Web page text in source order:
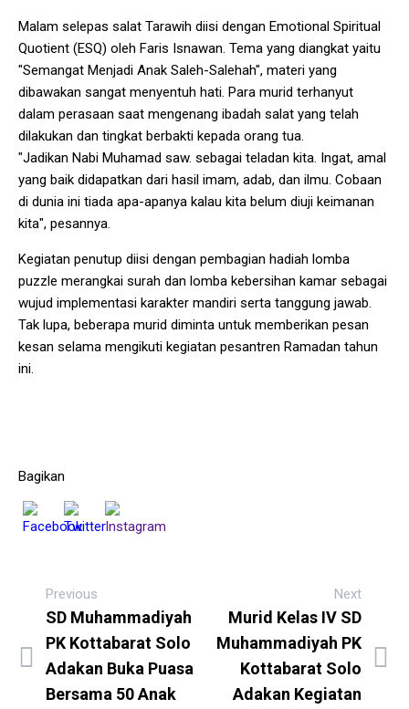
Malam selepas salat Tarawih diisi dengan Emotional Spiritual
Quotient (ESQ) oleh Faris Isnawan. Tema yang diangkat yaitu
"Semangat Menjadi Anak Saleh-Salehah", materi yang
dibawakan sangat menyentuh hati. Para murid terhanyut
dalam perasaan saat mengenang ibadah salat yang telah
dilakukan dan tingkat berbakti kepada orang tua.
"Jadikan Nabi Muhamad saw. sebagai teladan kita. Ingat, amal
yang baik didapatkan dari hasil imam, adab, dan ilmu. Cobaan
di dunia ini tiada apa-apanya kalau kita belum diuji keimanan
kita", pesannya.
Kegiatan penutup diisi dengan pembagian hadiah lomba
puzzle merangkai surah dan lomba kebersihan kamar sebagai
wujud implementasi karakter mandiri serta tanggung jawab.
Tak lupa, beberapa murid diminta untuk memberikan pesan
kesan selama mengikuti kegiatan pesantren Ramadan tahun
ini.
Bagikan
Previous
SD Muhammadiyah
PK Kottabarat Solo
Adakan Buka Puasa
Bersama 50 Anak
Next
Murid Kelas IV SD
Muhammadiyah PK
Kottabarat Solo
Adakan Kegiatan